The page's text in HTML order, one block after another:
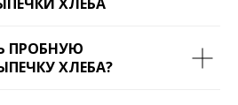
ПРОБНУЮ
ХЛЕБА?